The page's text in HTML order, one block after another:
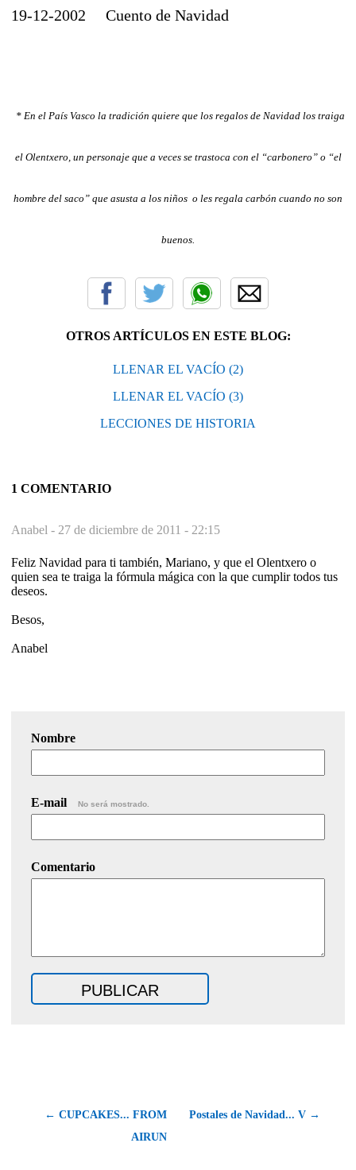
19-12-2002 Cuento de Navidad
* En el País Vasco la tradición quiere que los regalos de Navidad los traiga
el Olentxero, un personaje que a veces se trastoca con el “carbonero” o “el
hombre del saco” que asusta a los niños o les regala carbón cuando no son
buenos.
OTROS ARTÍCULOS EN ESTE BLOG:
LLENAR EL VACÍO (2)
LLENAR EL VACÍO (3)
LECCIONES DE HISTORIA
1 COMENTARIO
Anabel - 27 de diciembre de 2011 - 22:15
Feliz Navidad para ti también, Mariano, y que el Olentxero o
quien sea te traiga la fórmula mágica con la que cumplir todos tus
deseos.
Besos,
Anabel
Nombre
E-mail No será mostrado.
Comentario
← CUPCAKES... FROM
AIRUN
Postales de Navidad... V →